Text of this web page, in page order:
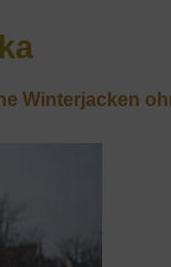
Winterjacken